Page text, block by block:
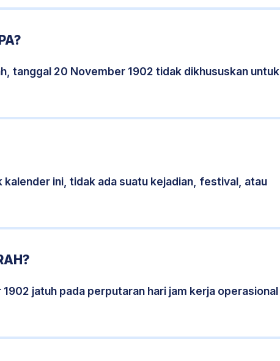
tanggal 20 November 1902 tidak dikhususkan untuk
ini, tidak ada suatu kejadian, festival, atau
jatuh pada perputaran hari jam kerja operasional